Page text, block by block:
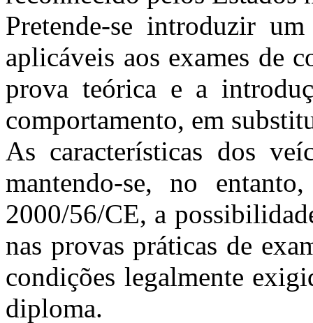
Pretende-se introduzir
aplicáveis aos exames de
prova teórica e a
comportamento, em
As características dos
mantendo-se, no
2000/56/CE, a
nas provas práticas de
condições legalmente
diploma.